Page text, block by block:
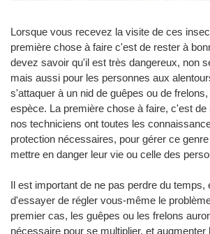
Lorsque vous recevez la visite de ces
première chose à faire c'est de rester à
devez savoir qu'il est très dangereux, non
mais aussi pour les personnes aux
s'attaquer à un nid de guêpes ou de
espèce. La première chose à faire, c'est
nos techniciens ont toutes les
protection nécessaires, pour gérer ce
mettre en danger leur vie ou celle des
Il est important de ne pas perdre du temps,
d'essayer de régler vous-même le
premier cas, les guêpes ou les frelons
nécessaire pour se multiplier, et augmenter